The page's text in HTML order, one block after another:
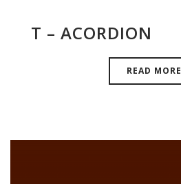
T – ACORDION
READ MORE